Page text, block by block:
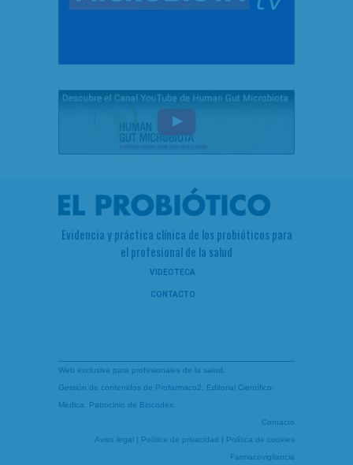
Evidencia y práctica clínica de los probióticos para
el profesional de la salud
VIDEOTECA
CONTACTO
Web exclusiva para profesionales de la salud.
Gestión de contenidos de Profarmaco2 , Editorial Científico-
Médica. Patrocinio de Biocodex
Contacto
Aviso legal | Política de privacidad | Política de cookies
Farmacovigilancia